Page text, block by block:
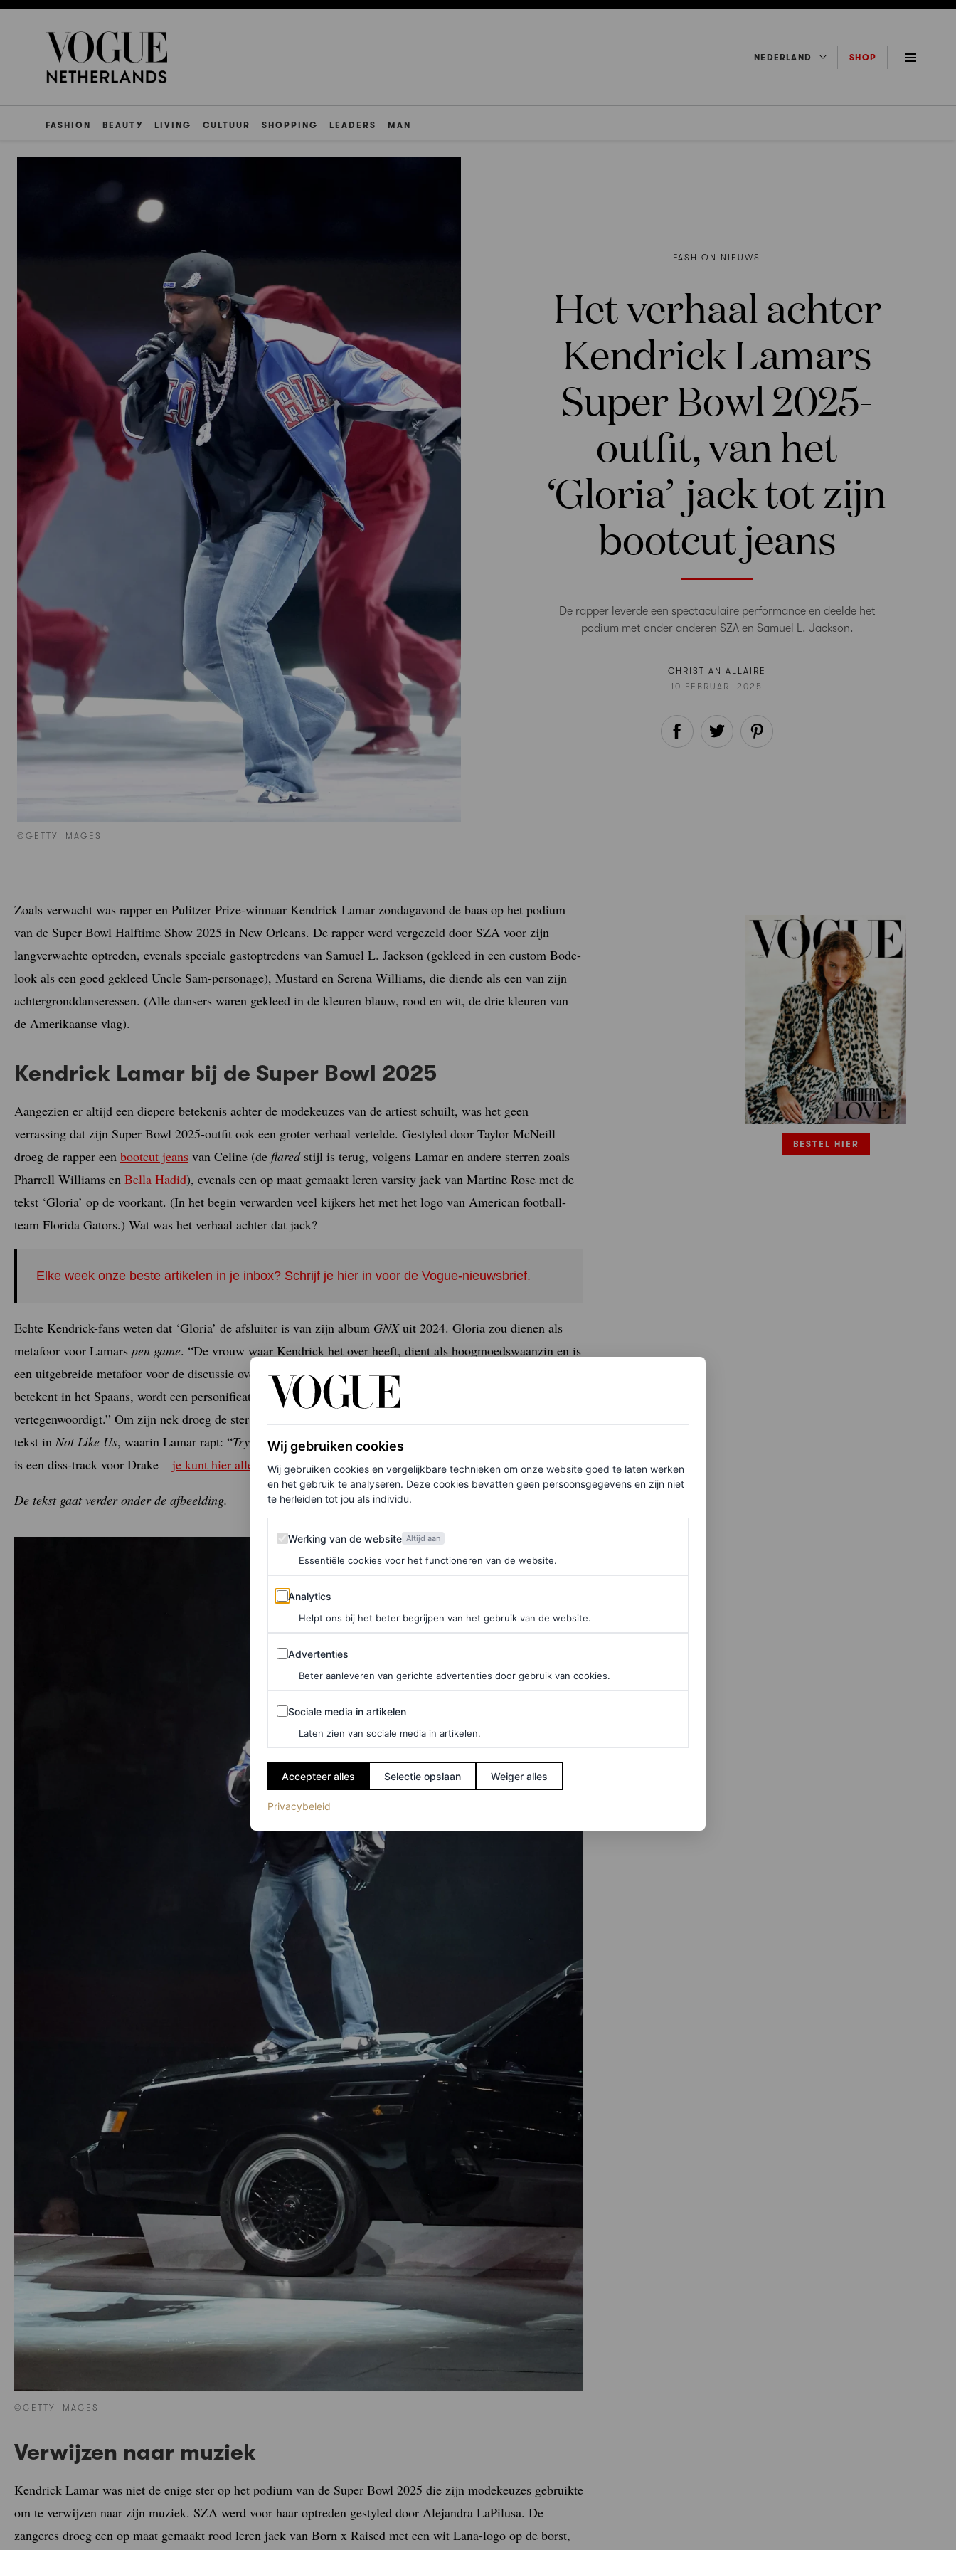
NEDERLAND SHOP
FASHION BEAUTY LIVING CULTUUR SHOPPING LEADERS MAN
©GETTY IMAGES
FASHION NIEUWS
Het verhaal achter
Kendrick Lamars
Super Bowl 2025-
outfit, van het
‘Gloria’-jack tot zijn
bootcut jeans
De rapper leverde een spectaculaire performance en deelde het
podium met onder anderen SZA en Samuel L. Jackson.
CHRISTIAN ALLAIRE
10 FEBRUARI 2025
Zoals verwacht was rapper en Pulitzer Prize-winnaar Kendrick Lamar zondagavond de baas op het podium
van de Super Bowl Halftime Show 2025 in New Orleans. De rapper werd vergezeld door SZA voor zijn
langverwachte optreden, evenals speciale gastoptredens van Samuel L. Jackson (gekleed in een custom Bode-
look als een goed gekleed Uncle Sam-personage), Mustard en Serena Williams, die diende als een van zijn
achtergronddanseressen. (Alle dansers waren gekleed in de kleuren blauw, rood en wit, de drie kleuren van
de Amerikaanse vlag).
Kendrick Lamar bij de Super Bowl 2025
Aangezien er altijd een diepere betekenis achter de modekeuzes van de artiest schuilt, was het geen
verrassing dat zijn Super Bowl 2025-outfit ook een groter verhaal vertelde. Gestyled door Taylor McNeill
droeg de rapper een bootcut jeans van Celine (de flaredstijl is terug, volgens Lamar en andere sterren zoals
Pharrell Williams en Bella Hadid), evenals een op maat gemaakt leren varsity jack van Martine Rose met de
tekst ‘Gloria’ op de voorkant. (In het begin verwarden veel kijkers het met het logo van American football-
team Florida Gators.) Wat was het verhaal achter dat jack?
Elke week onze beste artikelen in je inbox? Schrijf je hier in voor de Vogue-nieuwsbrief.
Echte Kendrick-fans weten dat ‘Gloria’ de afsluiter is van zijn album GNXuit 2024. Gloria zou dienen als
metafoor voor Lamars pen game. “De vrouw waar Kendrick het over heeft, dient als hoogmoedswaanzin en is
een uitgebreide metafoor voor de discussie over zijn vakmanschap”, luidt deze uitleg
betekent in het Spaans, wordt een personificatie van rapglorie – zijn ‘pen’ en de artistieke reis die het
vertegenwoordigt.” Om zijn nek droeg de ster ook een ketting met een kleine letter ‘a’ – een knipoog naar zijn
tekst in Not Like Us, waarin Lamar rapt: “Tryna strike a chord and it’s probably A-minorrrrrr.
is een diss-track voor Drake – je kunt hier alles lezenover de betekenis achter die specifieke zin).
De tekst gaat verder onder de afbeelding.
©GETTY IMAGES
Verwijzen naar muziek
Kendrick Lamar was niet de enige ster op het podium van de Super Bowl 2025 die zijn modekeuzes gebruikte
om te verwijzen naar zijn muziek. SZA werd voor haar optreden gestyled door Alejandra LaPilusa. De
zangeres droeg een op maat gemaakt rood leren jack van Born x Raised met een wit Lana-logo op de borst,
BESTEL HIER
Wij gebruiken cookies
Wij gebruiken cookies en vergelijkbare technieken om onze website goed te laten werken
en het gebruik te analyseren. Deze cookies bevatten geen persoonsgegevens en zijn niet
te herleiden tot jou als individu.
Werking van de website
Werking van de website Altijd aan
Essentiële cookies voor het functioneren van de website.
Analytics
Analytics
Helpt ons bij het beter begrijpen van het gebruik van de website.
Advertenties
Advertenties
Beter aanleveren van gerichte advertenties door gebruik van cookies.
Sociale media in artikelen
Sociale media in artikelen
Laten zien van sociale media in artikelen.
Accepteer alles Selectie opslaan Weiger alles
Privacybeleid